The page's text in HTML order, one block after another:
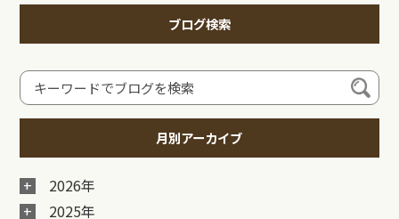
ブログ検索
月別アーカイブ
2026年
2025年